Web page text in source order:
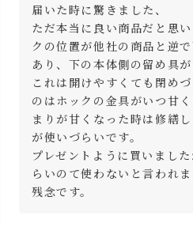
届いた時に驚きました、
ただ本当に良い商品だと思
クの位置が他社の商品と逆
あり、下の本体側の留め具
これは開けやすくても閉め
のはホックの金具がいつ甘
まりが甘くなった時は修繕
が使いづらいです。
プレゼントように買いまし
らいのて使わないと言われま
残念です。